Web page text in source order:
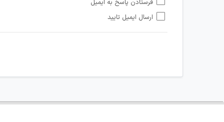
هرگونه تحریک، تحقیر و کنایه به سایر افراد (مسئول و
امکان هماهنگی برای هرگونه ملاقات حضوری چه به
فرستادن پاسخ به ایمیل
ارسال ایمیل تایید